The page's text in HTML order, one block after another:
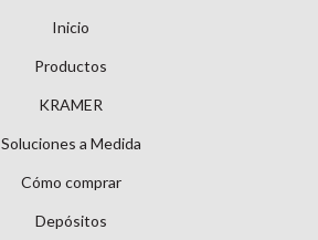
Inicio
Productos
KRAMER
Soluciones a Medida
Cómo comprar
Depósitos